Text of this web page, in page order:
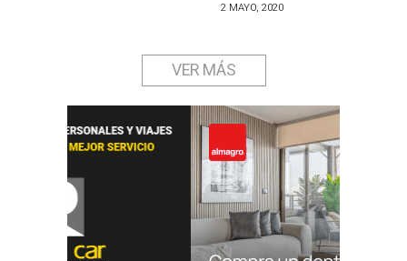
2 MAYO, 2020
VER MÁS